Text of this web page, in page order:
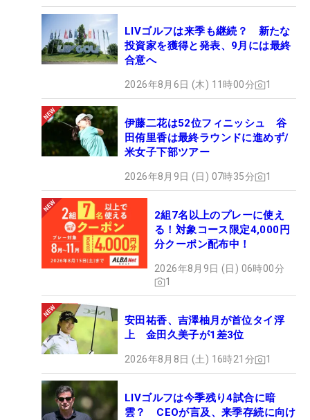
LIVゴルフは来季も継続？ 新たな
投資家を獲得と発表、9月には最終
合意へ
2026年8月6日 (木) 11時00分 1
伊藤二花は52位フィニッシュ 谷
田侑里香は最終ラウンドに進めず/
米女子下部ツアー
2026年8月9日 (日) 07時35分 1
2組7名以上のプレーに使え
る！対象コース限定4,000円
分クーポン配布中！
2026年8月9日 (日) 06時00分
1
安田祐香、吉澤柚月が首位タイ浮
上 金田久美子が1差3位
2026年8月8日 (土) 16時21分 1
LIVゴルフは今季残り4試合に暗
雲？ CEOが言及、来季存続に向け